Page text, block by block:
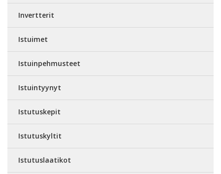
Invertterit
Istuimet
Istuinpehmusteet
Istuintyynyt
Istutuskepit
Istutuskyltit
Istutuslaatikot